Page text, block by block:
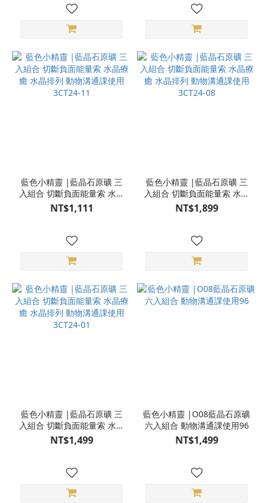
藍色小精靈 |藍晶石原礦 三
入組合 切斷負面能量索 水晶
療癒 水晶排列 動物溝通課使
用 3CT24-11
NT$1,111
藍色小精靈 |藍晶石原礦 三
入組合 切斷負面能量索 水晶
療癒 水晶排列 動物溝通課使
用 3CT24-08
NT$1,899
藍色小精靈 |藍晶石原礦 三
入組合 切斷負面能量索 水晶
療癒 水晶排列 動物溝通課使
用 3CT24-01
NT$1,499
藍色小精靈 |O08藍晶石原礦
六入組合 動物溝通課使用96
NT$1,499